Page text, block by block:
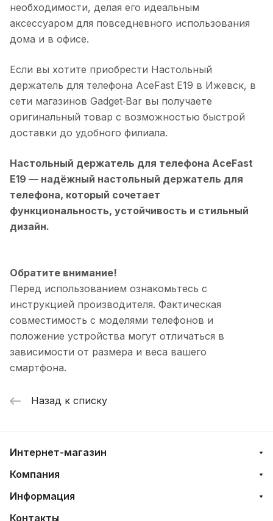
необходимости, делая его идеальным
аксессуаром для повседневного использования
дома и в офисе.
Если вы хотите приобрести Настольный
держатель для телефона AceFast E19 в Ижевск, в
сети магазинов Gadget‑Bar вы получаете
оригинальный товар с возможностью быстрой
доставки до удобного филиала.
Настольный держатель для телефона AceFast
E19 — надёжный настольный держатель для
телефона, который сочетает
функциональность, устойчивость и стильный
дизайн.
Обратите внимание!
Перед использованием ознакомьтесь с
инструкцией производителя. Фактическая
совместимость с моделями телефонов и
положение устройства могут отличаться в
зависимости от размера и веса вашего
смартфона.
Назад к списку
Интернет-магазин
Компания
Информация
Контакты